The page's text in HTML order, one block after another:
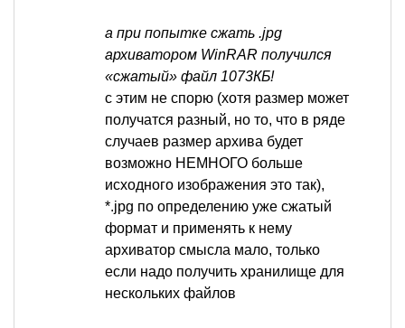
а при попытке сжать .jpg
архиватором WinRAR получился
«сжатый» файл 1073КБ!
с этим не спорю (хотя размер может
получатся разный, но то, что в ряде
случаев размер архива будет
возможно НЕМНОГО больше
исходного изображения это так),
*.jpg по определению уже сжатый
формат и применять к нему
архиватор смысла мало, только
если надо получить хранилище для
нескольких файлов